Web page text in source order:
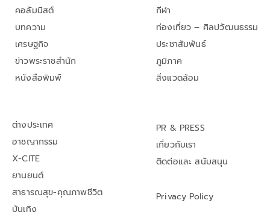
คอลัมนิสต์
บทความ
เศรษฐกิจ
ข่าวพระราชสำนัก
หนังสือพิมพ์
กีฬา
ท่องเที่ยว – ศิลปวัฒนธรรม
ประชาสัมพันธ์
ภูมิภาค
สิ่งแวดล้อม
ต่างประเทศ
อาชญากรรม
X-CITE
ยานยนต์
สาธารณสุข-คุณภาพชีวิต
บันเทิง
PR & PRESS
เกี่ยวกับเรา
ติดต่อและ สนับสนุน
Privacy Policy